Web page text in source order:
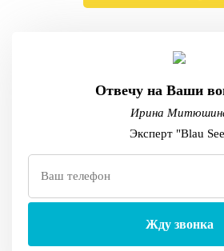
Отвечу на Ваши
Ирина
Эксперт "Blau